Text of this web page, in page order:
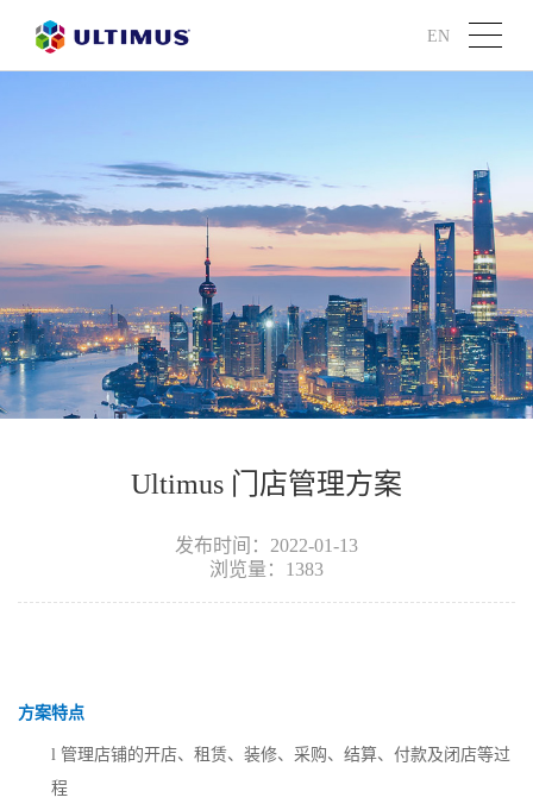
EN
Ultimus 门店管理方案
发布时间：2022-01-13
浏览量：1383
方案特点
l 管理店铺的开店、租赁、装修、采购、结算、付款及闭店等过
程